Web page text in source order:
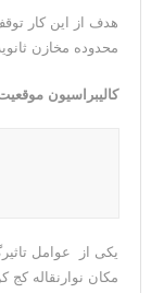
هدف از این کار
محدوده مخازن
کالیبراسیون
یکی از عوامل
مکان نوارنقاله